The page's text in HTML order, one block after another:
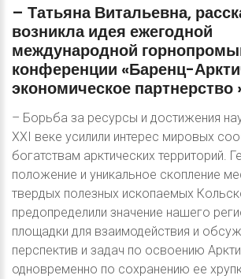
– Татьяна Витальевна,
возникла идея ежегодной
международной
конференции «Баренц-
экономическое партнерство
– Борьба за ресурсы и достижения
ХХI веке усилили интерес мировых
богатствам арктических территорий.
положение и уникальное скопление
твердых полезных ископаемых
предопределили значение нашего
площадки для взаимодействия и
перспектив и задач по освоению
одновременно по сохранению ее